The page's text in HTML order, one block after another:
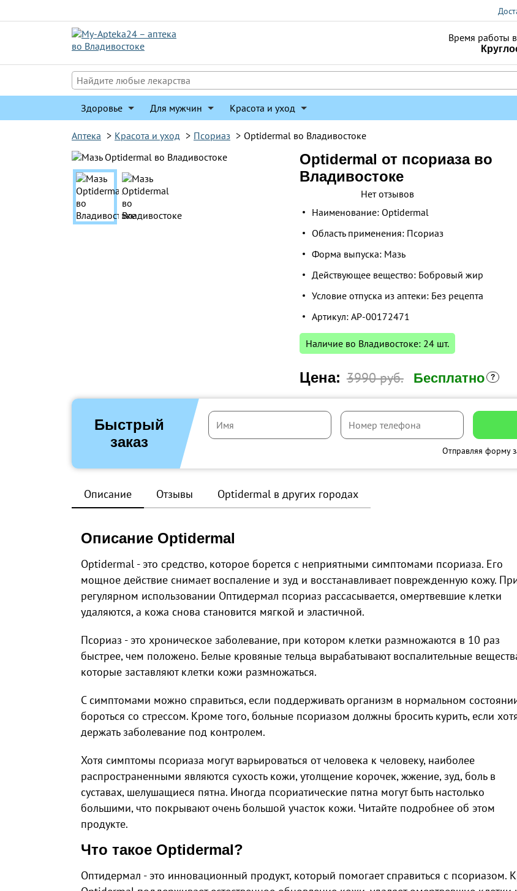
к
Время работы
Здоровье Для мужчин Красота и уход
Аптека > Красота и уход > Псориаз > Optidermal во Владивостоке
Optidermal от псориаза во
Владивостоке
Нет отзывов
Наименование: Optidermal
Область применения: Псориаз
Форма выпуска: Мазь
Действующее вещество: Бобровый жир
Условие отпуска из аптеки: Без рецепта
Артикул: AP-00172471
Наличие во Владивостоке: 24 шт.
Цена: 3990 руб. Бесплатно
Быстрый
заказ
Отправляя форму
Описание Отзывы Optidermal в других городах
Описание Optidermal
Optidermal - это средство, которое борется с неприятными симптомами псориаза. Его
мощное действие снимает воспаление и зуд и восстанавливает поврежденную кожу.
регулярном использовании Оптидермал псориаз рассасывается, омертвевшие клетки
удаляются, а кожа снова становится мягкой и эластичной.
Псориаз - это хроническое заболевание, при котором клетки размножаются в 10 раз
быстрее, чем положено. Белые кровяные тельца вырабатывают воспалительные
которые заставляют клетки кожи размножаться.
С симптомами можно справиться, если поддерживать организм в нормальном
бороться со стрессом. Кроме того, больные псориазом должны бросить курить, если
держать заболевание под контролем.
Хотя симптомы псориаза могут варьироваться от человека к человеку, наиболее
распространенными являются сухость кожи, утолщение корочек, жжение, зуд, боль в
суставах, шелушащиеся пятна. Иногда псориатические пятна могут быть настолько
большими, что покрывают очень большой участок кожи. Читайте подробнее об этом
продукте.
Что такое Optidermal?
Оптидермал - это инновационный продукт, который помогает справиться с псориазом.